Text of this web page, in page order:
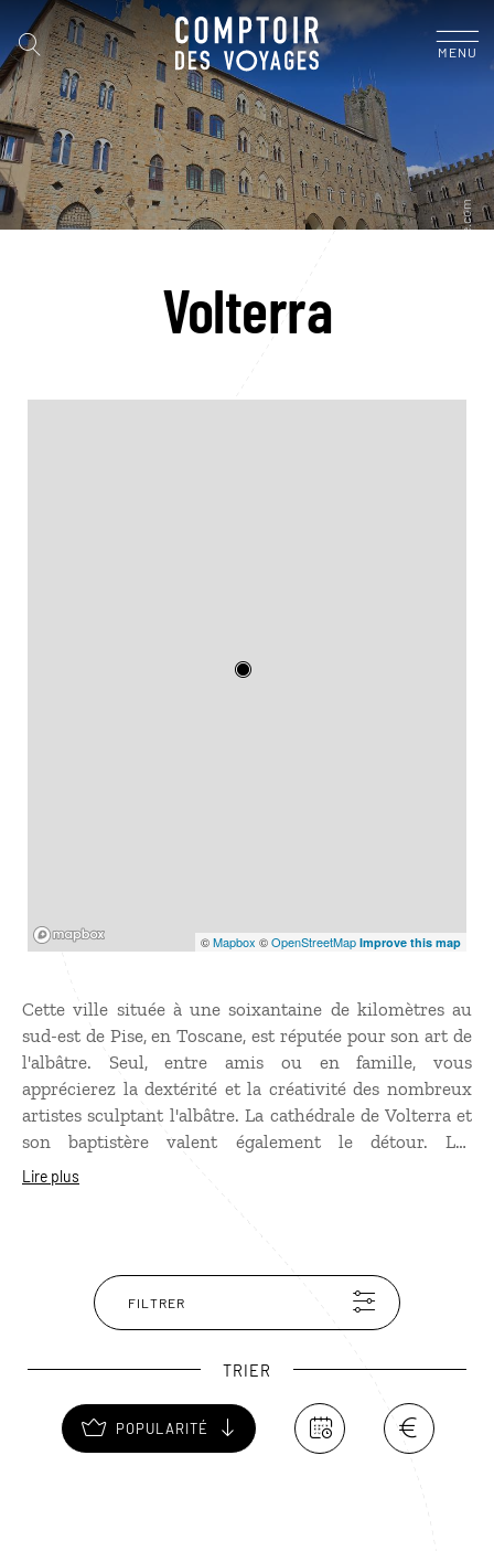
MENU
Volterra
©Mapbox ©OpenStreetMap Improve this map
Cette ville située à une soixantaine de kilomètres au
sud-est de Pise, en Toscane, est réputée pour son art de
l'albâtre. Seul, entre amis ou en famille, vous
apprécierez la dextérité et la créativité des nombreux
artistes sculptant l'albâtre. La cathédrale de Volterra et
son baptistère valent également le détour. Les
passionnés d'Antiquité feront un tour du côté du Musée
Lire plus
FILTRER
TRIER
POPULARITÉ